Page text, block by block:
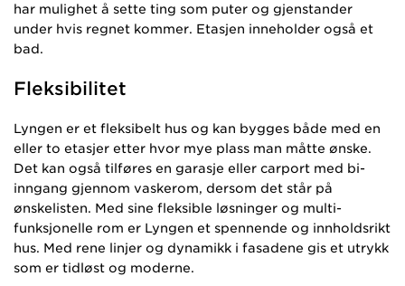
har mulighet å sette ting som puter og gjenstander
under hvis regnet kommer. Etasjen inneholder også et
bad.
Fleksibilitet
Lyngen er et fleksibelt hus og kan bygges både med en
eller to etasjer etter hvor mye plass man måtte ønske.
Det kan også tilføres en garasje eller carport med bi-
inngang gjennom vaskerom, dersom det står på
ønskelisten. Med sine fleksible løsninger og multi-
funksjonelle rom er Lyngen et spennende og innholdsrikt
hus. Med rene linjer og dynamikk i fasadene gis et utrykk
som er tidløst og moderne.